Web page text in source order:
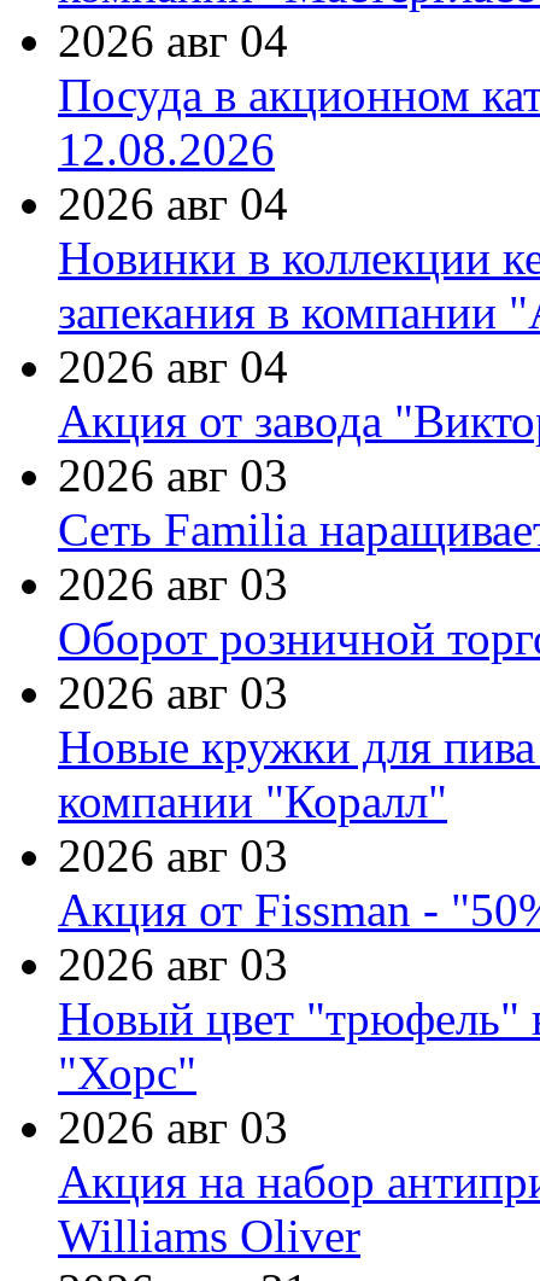
2026 авг 04
Посуда в акционном
12.08.2026
2026 авг 04
Новинки в коллекции
запекания в компании
2026 авг 04
Акция от завода
2026 авг 03
Сеть Familia
2026 авг 03
Оборот розничной
2026 авг 03
Новые кружки для
компании "Коралл"
2026 авг 03
Акция от Fissman -
2026 авг 03
Новый цвет "трюфель"
"Хорс"
2026 авг 03
Акция на набор
Williams Oliver